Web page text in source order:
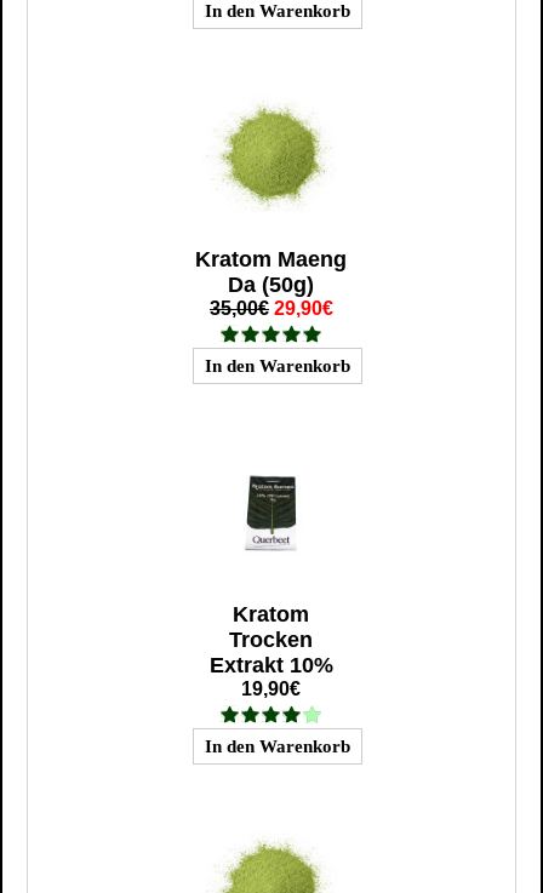
Kratom Maeng
Da (50g)
35,00€ 29,90€
Kratom
Trocken
Extrakt 10%
19,90€